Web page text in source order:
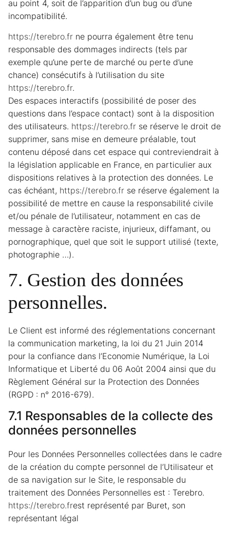
au point 4, soit de l’apparition d’un bug ou d’une
incompatibilité.
https://terebro.fr ne pourra également être tenu
responsable des dommages indirects (tels par
exemple qu’une perte de marché ou perte d’une
chance) consécutifs à l’utilisation du site
https://terebro.fr.
Des espaces interactifs (possibilité de poser des
questions dans l’espace contact) sont à la disposition
des utilisateurs. https://terebro.fr se réserve le droit de
supprimer, sans mise en demeure préalable, tout
contenu déposé dans cet espace qui contreviendrait à
la législation applicable en France, en particulier aux
dispositions relatives à la protection des données. Le
cas échéant, https://terebro.fr se réserve également la
possibilité de mettre en cause la responsabilité civile
et/ou pénale de l’utilisateur, notamment en cas de
message à caractère raciste, injurieux, diffamant, ou
pornographique, quel que soit le support utilisé (texte,
photographie …).
7. Gestion des données
personnelles.
Le Client est informé des réglementations concernant
la communication marketing, la loi du 21 Juin 2014
pour la confiance dans l’Economie Numérique, la Loi
Informatique et Liberté du 06 Août 2004 ainsi que du
Règlement Général sur la Protection des Données
(RGPD : n° 2016-679).
7.1 Responsables de la collecte des
données personnelles
Pour les Données Personnelles collectées dans le cadre
de la création du compte personnel de l’Utilisateur et
de sa navigation sur le Site, le responsable du
traitement des Données Personnelles est : Terebro.
https://terebro.frest représenté par Buret, son
représentant légal